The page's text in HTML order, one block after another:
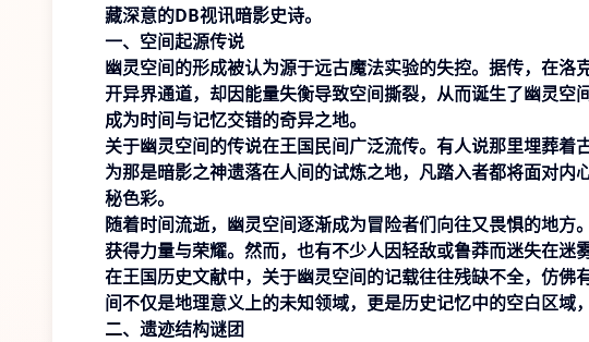
藏深意的DB视讯暗影史诗。
一、空间起源传说
幽灵空间的形成被认为源于远古魔法实验的失控。据传，在
开异界通道，却因能量失衡导致空间撕裂，从而诞生了幽灵空
成为时间与记忆交错的奇异之地。
关于幽灵空间的传说在王国民间广泛流传。有人说那里埋葬
为那是暗影之神遗落在人间的试炼之地，凡踏入者都将面对
秘色彩。
随着时间流逝，幽灵空间逐渐成为冒险者们向往又畏惧的地
获得力量与荣耀。然而，也有不少人因轻敌或鲁莽而迷失在迷
在王国历史文献中，关于幽灵空间的记载往往残缺不全，仿
间不仅是地理意义上的未知领域，更是历史记忆中的空白区域
二、遗迹结构谜团